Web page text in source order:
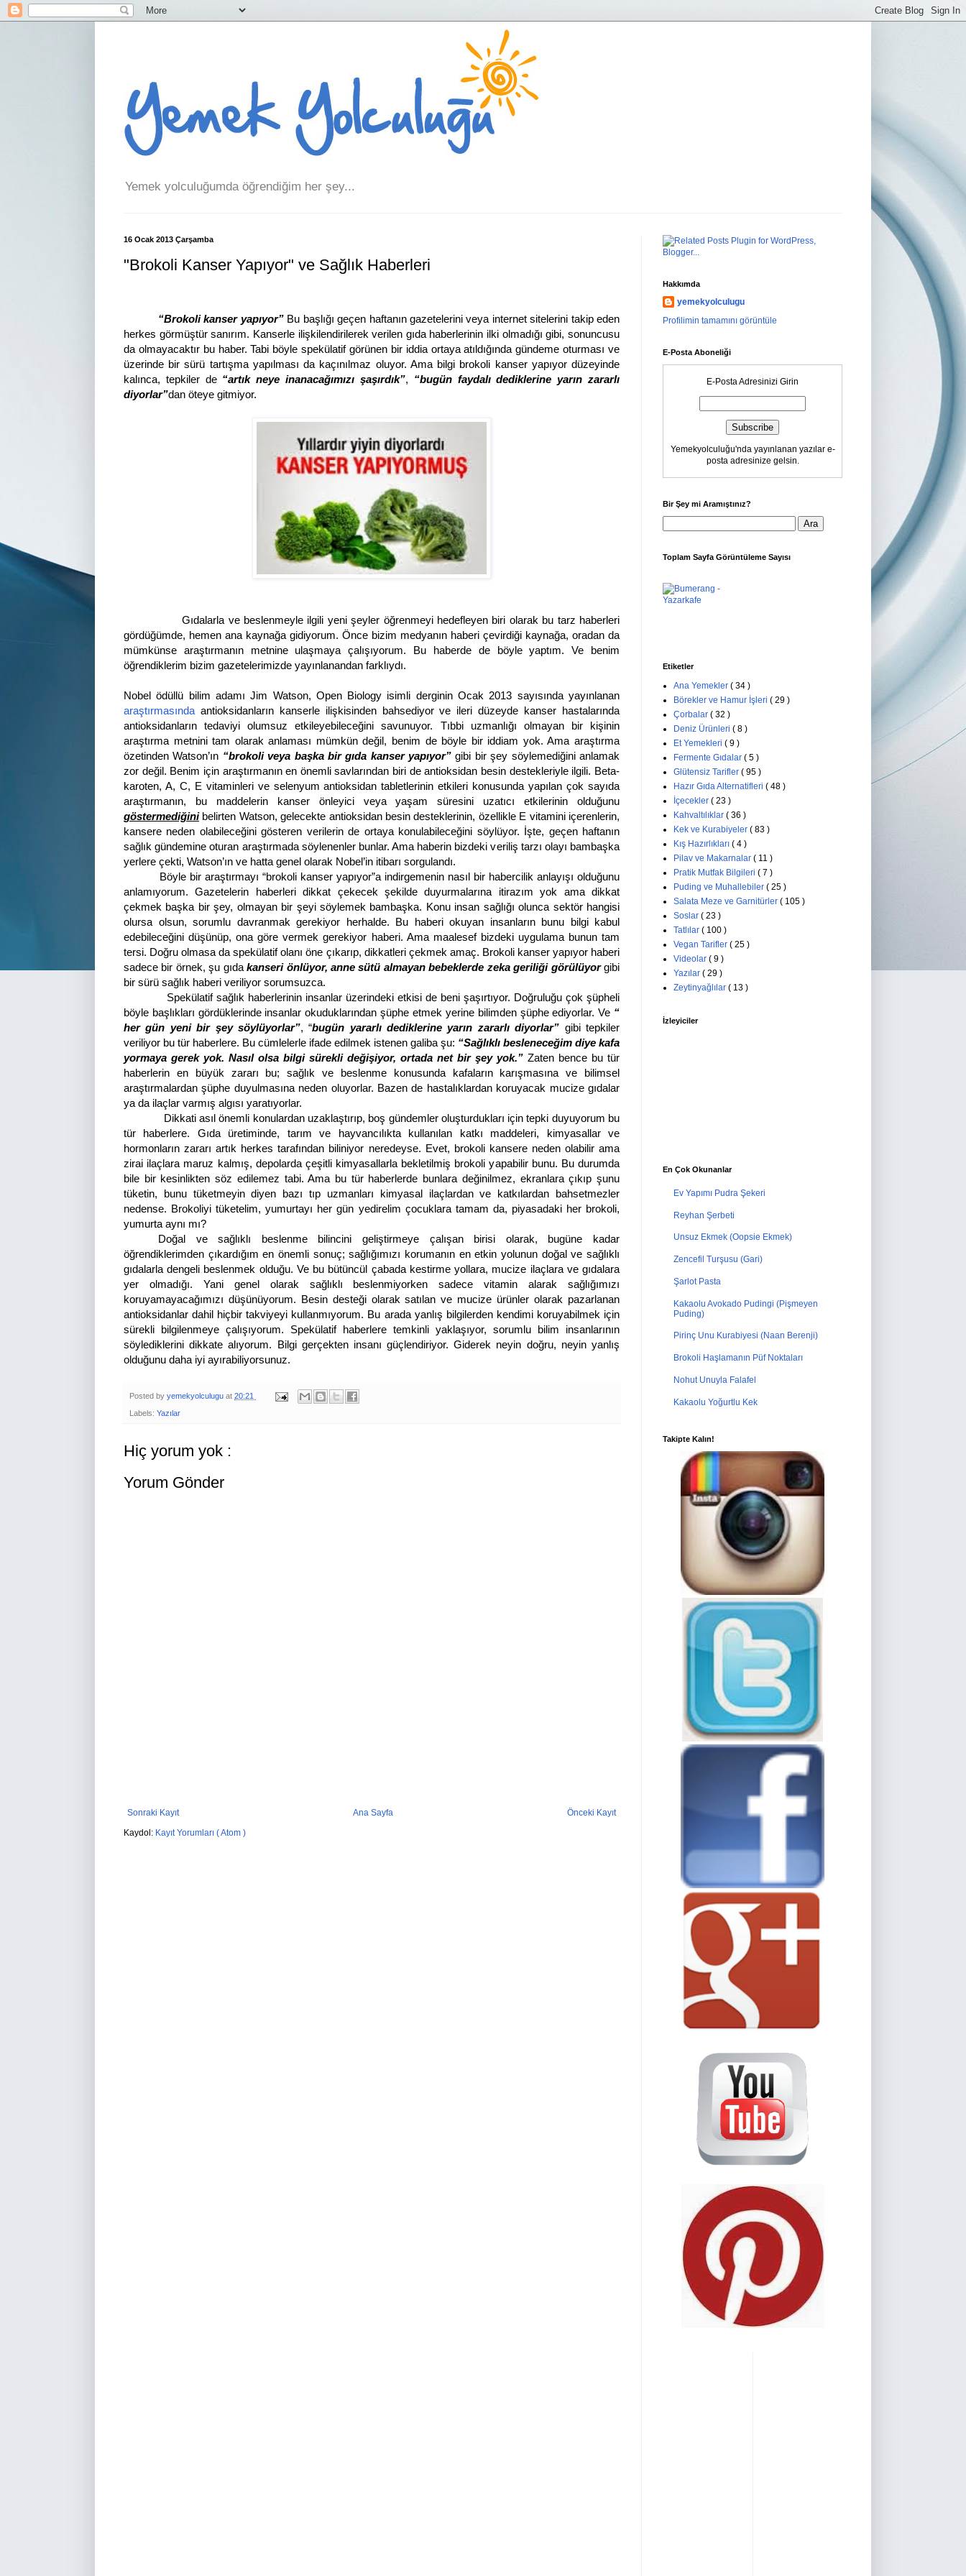
Yemek yolculuğumda öğrendiğim her şey...
16 Ocak 2013 Çarşamba
"Brokoli Kanser Yapıyor" ve Sağlık Haberleri
“Brokoli kanser yapıyor”Bu başlığı geçen haftanın gazetelerini veya internet sitelerini takip eden
herkes görmüştür sanırım. Kanserle ilişkilendirilerek verilen gıda haberlerinin ilki olmadığı gibi, sonuncusu
da olmayacaktır bu haber. Tabi böyle spekülatif görünen bir iddia ortaya atıldığında gündeme oturması ve
üzerinde bir sürü tartışma yapılması da kaçınılmaz oluyor. Ama bilgi brokoli kanser yapıyor düzeyinde
kalınca, tepkiler de “artık neye inanacağımızı şaşırdık”, “bugün faydalı dediklerine yarın zararlı
diyorlar”dan öteye gitmiyor.
Gıdalarla ve beslenmeyle ilgili yeni şeyler öğrenmeyi hedefleyen biri olarak bu tarz haberleri
gördüğümde, hemen ana kaynağa gidiyorum. Önce bizim medyanın haberi çevirdiği kaynağa, oradan da
mümkünse araştırmanın metnine ulaşmaya çalışıyorum. Bu haberde de böyle yaptım. Ve benim
öğrendiklerim bizim gazetelerimizde yayınlanandan farklıydı.
Nobel ödüllü bilim adamı Jim Watson, Open Biology isimli derginin Ocak 2013 sayısında yayınlanan
araştırmasında antioksidanların kanserle ilişkisinden bahsediyor ve ileri düzeyde kanser hastalarında
antioksidanların tedaviyi olumsuz etkileyebileceğini savunuyor. Tıbbi uzmanlığı olmayan bir kişinin
araştırma metnini tam olarak anlaması mümkün değil, benim de böyle bir iddiam yok. Ama araştırma
özetinden Watson’ın “brokoli veya başka bir gıda kanser yapıyor” gibi bir şey söylemediğini anlamak
zor değil. Benim için araştırmanın en önemli savlarından biri de antioksidan besin destekleriyle ilgili. Beta-
karoten, A, C, E vitaminleri ve selenyum antioksidan tabletlerinin etkileri konusunda yapılan çok sayıda
araştırmanın, bu maddelerin kanser önleyici veya yaşam süresini uzatıcı etkilerinin olduğunu
göstermediğinibelirten Watson, gelecekte antioksidan besin desteklerinin, özellikle E vitamini içerenlerin,
kansere neden olabileceğini gösteren verilerin de ortaya konulabileceğini söylüyor. İşte, geçen haftanın
sağlık gündemine oturan araştırmada söylenenler bunlar. Ama haberin bizdeki veriliş tarzı olayı bambaşka
yerlere çekti, Watson’ın ve hatta genel olarak Nobel’in itibarı sorgulandı.
Böyle bir araştırmayı “brokoli kanser yapıyor”a indirgemenin nasıl bir habercilik anlayışı olduğunu
anlamıyorum. Gazetelerin haberleri dikkat çekecek şekilde duyurmalarına itirazım yok ama dikkat
çekmek başka bir şey, olmayan bir şeyi söylemek bambaşka. Konu insan sağlığı olunca sektör hangisi
olursa olsun, sorumlu davranmak gerekiyor herhalde. Bu haberi okuyan insanların bunu bilgi kabul
edebileceğini düşünüp, ona göre vermek gerekiyor haberi. Ama maalesef bizdeki uygulama bunun tam
tersi. Doğru olmasa da spekülatif olanı öne çıkarıp, dikkatleri çekmek amaç. Brokoli kanser yapıyor haberi
sadece bir örnek, şu gıdakanseri önlüyor, anne sütü almayan bebeklerde zeka geriliği görülüyorgibi
bir sürü sağlık haberi veriliyor sorumsuzca.
Spekülatif sağlık haberlerinin insanlar üzerindeki etkisi de beni şaşırtıyor. Doğruluğu çok şüpheli
böyle başlıkları gördüklerinde insanlar okuduklarından şüphe etmek yerine bilimden şüphe ediyorlar. Ve “
her gün yeni bir şey söylüyorlar”, “bugün yararlı dediklerine yarın zararlı diyorlar” gibi tepkiler
veriliyor bu tür haberlere. Bu cümlelerle ifade edilmek istenen galiba şu: “Sağlıklı besleneceğim diye kafa
yormaya gerek yok. Nasıl olsa bilgi sürekli değişiyor, ortada net bir şey yok.” Zaten bence bu tür
haberlerin en büyük zararı bu; sağlık ve beslenme konusunda kafaların karışmasına ve bilimsel
araştırmalardan şüphe duyulmasına neden oluyorlar. Bazen de hastalıklardan koruyacak mucize gıdalar
ya da ilaçlar varmış algısı yaratıyorlar.
Dikkati asıl önemli konulardan uzaklaştırıp, boş gündemler oluşturdukları için tepki duyuyorum bu
tür haberlere. Gıda üretiminde, tarım ve hayvancılıkta kullanılan katkı maddeleri, kimyasallar ve
hormonların zararı artık herkes tarafından biliniyor neredeyse. Evet, brokoli kansere neden olabilir ama
zirai ilaçlara maruz kalmış, depolarda çeşitli kimyasallarla bekletilmiş brokoli yapabilir bunu. Bu durumda
bile bir kesinlikten söz edilemez tabi. Ama bu tür haberlerde bunlara değinilmez, ekranlara çıkıp şunu
tüketin, bunu tüketmeyin diyen bazı tıp uzmanları kimyasal ilaçlardan ve katkılardan bahsetmezler
nedense. Brokoliyi tüketelim, yumurtayı her gün yedirelim çocuklara tamam da, piyasadaki her brokoli,
yumurta aynı mı?
Doğal ve sağlıklı beslenme bilincini geliştirmeye çalışan birisi olarak, bugüne kadar
öğrendiklerimden çıkardığım en önemli sonuç; sağlığımızı korumanın en etkin yolunun doğal ve sağlıklı
gıdalarla dengeli beslenmek olduğu. Ve bu bütüncül çabada kestirme yollara, mucize ilaçlara ve gıdalara
yer olmadığı. Yani genel olarak sağlıklı beslenmiyorken sadece vitamin alarak sağlığımızı
koruyamayacağımızı düşünüyorum. Besin desteği olarak satılan ve mucize ürünler olarak pazarlanan
antioksidanlar dahil hiçbir takviyeyi kullanmıyorum. Bu arada yanlış bilgilerden kendimi koruyabilmek için
sürekli bilgilenmeye çalışıyorum. Spekülatif haberlere temkinli yaklaşıyor, sorumlu bilim insanlarının
söylediklerini dikkate alıyorum. Bilgi gerçekten insanı güçlendiriyor. Giderek neyin doğru, neyin yanlış
olduğunu daha iyi ayırabiliyorsunuz.
Posted by yemekyolculugu at 20:21
Labels: Yazılar
Hiç yorum yok :
Yorum Gönder
Sonraki Kayıt Önceki Kayıt
Ana Sayfa
Kaydol: Kayıt Yorumları ( Atom )
Hakkımda
yemekyolculugu
Profilimin tamamını görüntüle
E-Posta Aboneliği
E-Posta Adresinizi Girin
Yemekyolculuğu'nda yayınlanan yazılar e-
posta adresinize gelsin.
Bir Şey mi Aramıştınız?
Toplam Sayfa Görüntüleme Sayısı
Etiketler
Ana Yemekler ( 34 )
Börekler ve Hamur İşleri ( 29 )
Çorbalar ( 32 )
Deniz Ürünleri ( 8 )
Et Yemekleri ( 9 )
Fermente Gıdalar ( 5 )
Glütensiz Tarifler ( 95 )
Hazır Gıda Alternatifleri ( 48 )
İçecekler ( 23 )
Kahvaltılıklar ( 36 )
Kek ve Kurabiyeler ( 83 )
Kış Hazırlıkları ( 4 )
Pilav ve Makarnalar ( 11 )
Pratik Mutfak Bilgileri ( 7 )
Puding ve Muhallebiler ( 25 )
Salata Meze ve Garnitürler ( 105 )
Soslar ( 23 )
Tatlılar ( 100 )
Vegan Tarifler ( 25 )
Videolar ( 9 )
Yazılar ( 29 )
Zeytinyağlılar ( 13 )
İzleyiciler
En Çok Okunanlar
Ev Yapımı Pudra Şekeri
Reyhan Şerbeti
Unsuz Ekmek (Oopsie Ekmek)
Zencefil Turşusu (Gari)
Şarlot Pasta
Kakaolu Avokado Pudingi (Pişmeyen
Puding)
Pirinç Unu Kurabiyesi (Naan Berenji)
Brokoli Haşlamanın Püf Noktaları
Nohut Unuyla Falafel
Kakaolu Yoğurtlu Kek
Takipte Kalın!